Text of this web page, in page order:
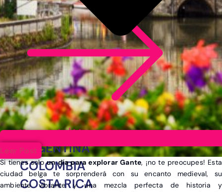
Ver post de África
ARGENTINA
COLOMBIA
COSTA RICA
Leer Post
Si tienes soloun día para explorar Gante, ¡no te preocupes! Esta
ciudad belga te sorprenderá con su encanto medieval, su
ambiente vibrante y una mezcla perfecta de historia y